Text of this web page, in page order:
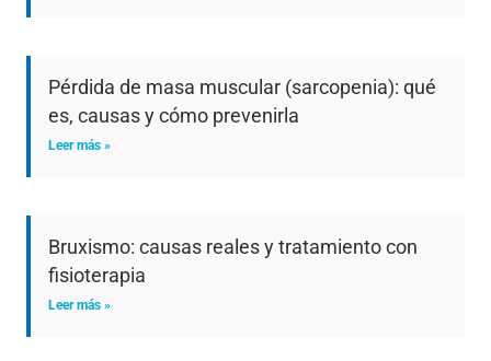
Pérdida de masa muscular (sarcopenia): qué
es, causas y cómo prevenirla
Leer más »
Bruxismo: causas reales y tratamiento con
fisioterapia
Leer más »